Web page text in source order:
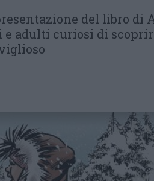
del libro di
e adulti curiosi di